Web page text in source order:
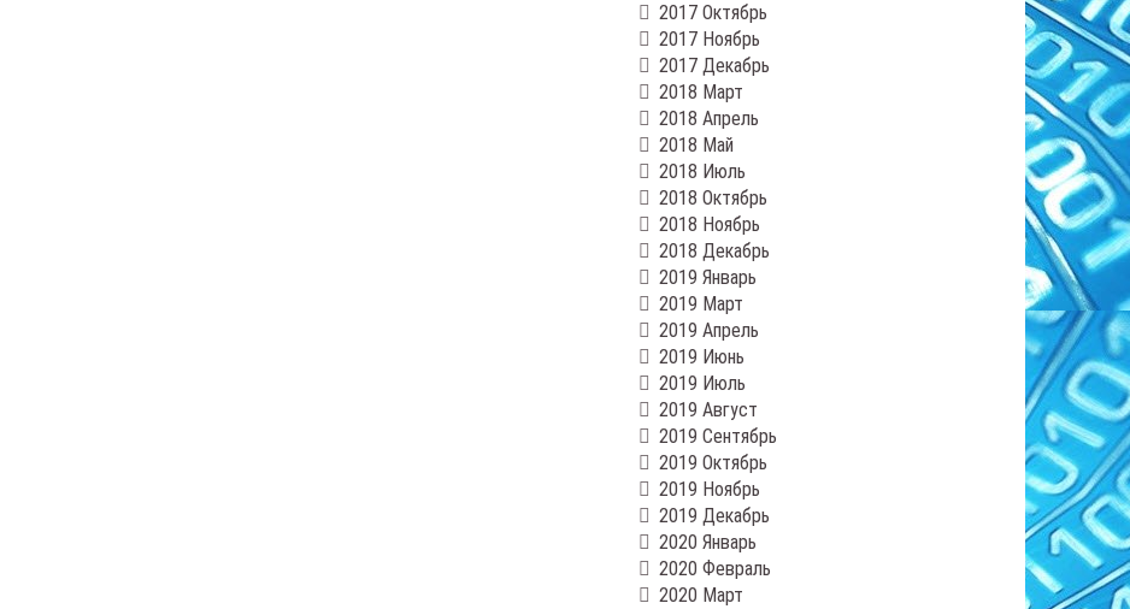
2017 Октябрь
2017 Ноябрь
2017 Декабрь
2018 Март
2018 Апрель
2018 Май
2018 Июль
2018 Октябрь
2018 Ноябрь
2018 Декабрь
2019 Январь
2019 Март
2019 Апрель
2019 Июнь
2019 Июль
2019 Август
2019 Сентябрь
2019 Октябрь
2019 Ноябрь
2019 Декабрь
2020 Январь
2020 Февраль
2020 Март